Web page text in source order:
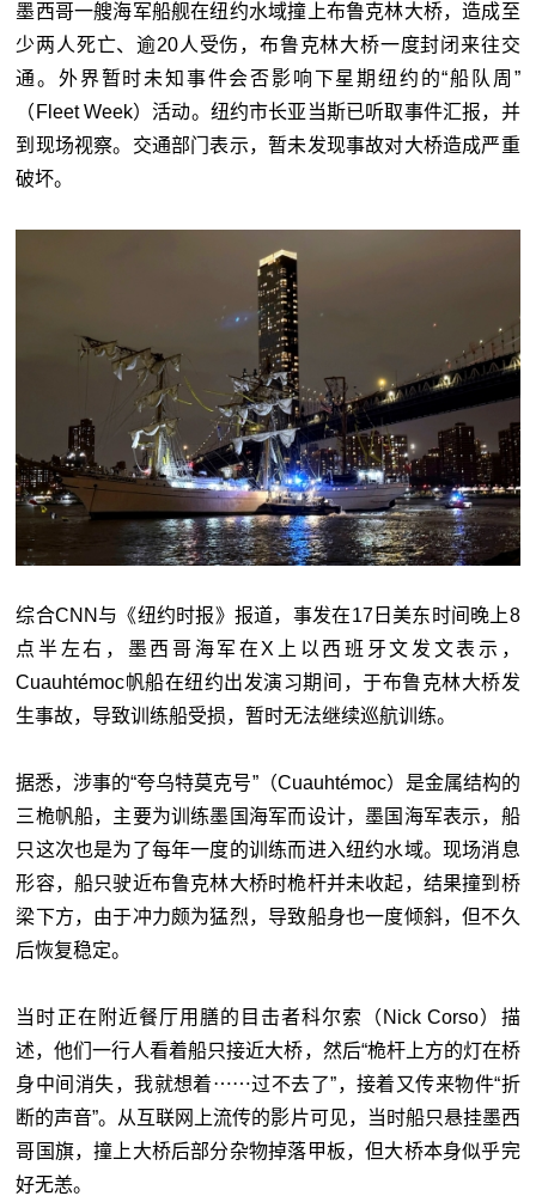
墨西哥一艘海军船舰在纽约水域撞上布鲁克林大桥，造成至
少两人死亡、逾20人受伤， 布鲁克林大桥一度封闭来往交
通。外界暂时未知事件会否影响下星期纽约的“船队周 ”
（Fleet Week）活动。纽约市长亚当斯已听取事件汇报，并
到现场视察。交通部门表示，暂未发现事故对大桥造成严重
破坏。
综合CNN与《纽约时报》报道，事发在17日美东时间晚上8
点半左右，墨西哥海军在X上以西班牙文发文表示，
Cuauhtémoc帆船在纽约出发演习期间，于布鲁克林大桥发
生事故，导致训练船受损，暂时无法继续巡航训练。
据悉，涉事的“夸乌特莫克号”（Cuauhtémoc）是金属结构的
三桅帆船，主要为训练墨国海军而设计，墨国海军表示，船
只这次也是为了每年一度的训练而进入纽约水域。现场消息
形容，船只驶近布鲁克林大桥时桅杆并未收起，结果撞到桥
梁下方，由于冲力颇为猛烈，导致船身也一度倾斜，但不久
后恢复稳定。
当时正在附近餐厅用膳的目击者科尔索（Nick Corso）描
述，他们一行人看着船只接近大桥，然后“桅杆上方的灯在桥
身中间消失，我就想着⋯⋯过不去了”，接着又传来物件“折
断的声音”。从互联网上流传的影片可见，当时船只悬挂墨西
哥国旗，撞上大桥后部分杂物掉落甲板，但大桥本身似乎完
好无恙。